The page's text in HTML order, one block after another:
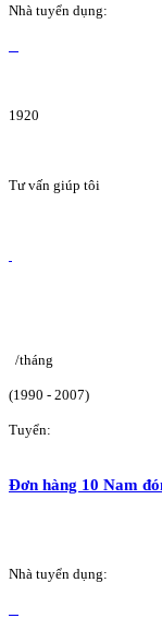
Nhà tuyển dụng:
1920
Tư vấn giúp tôi
/tháng
(1990 - 2007)
Tuyển:
Đơn hàng 10 Nam
Nhà tuyển dụng: